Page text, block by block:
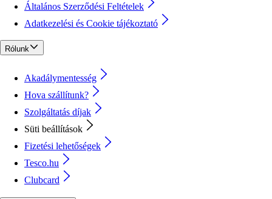
Általános Szerződési Feltételek
Adatkezelési és Cookie tájékoztató
Rólunk
Akadálymentesség
Hova szállítunk?
Szolgáltatás díjak
Süti beállítások
Fizetési lehetőségek
Tesco.hu
Clubcard